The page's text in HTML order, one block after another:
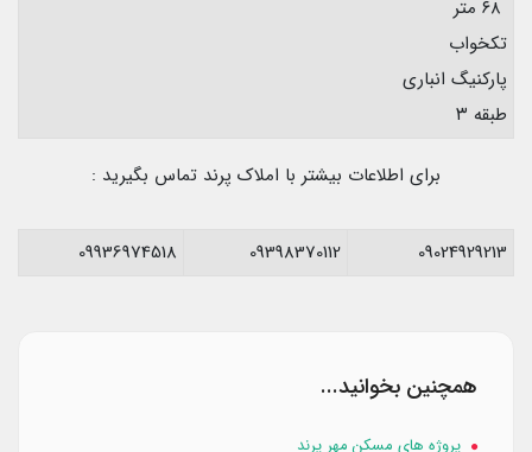
تکخواب
پارکنیگ انباری
طبقه ۳
برای اطلاعات بیشتر با املاک پرند تماس بگیرید :
09024929213
09398370112
09936974518
همچنین بخوانید...
پروژه های مسکن مهر پرند